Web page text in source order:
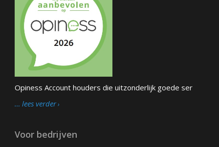
Opiness Account houders die uitzonderlijk goede ser
… lees verder
Voor bedrijven